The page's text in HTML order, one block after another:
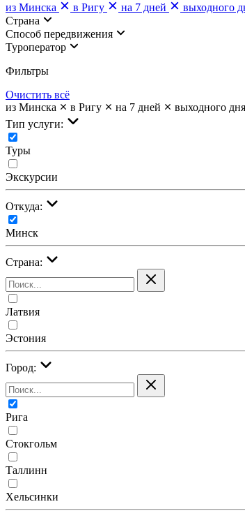
из Минска
в Ригу на 7 дней
выходного
Страна
Cпособ передвижения
Туроператор
Фильтры
Очистить всё
из Минска
в Ригу на 7 дней
выходного дня
Тип услуги:
Туры
Экскурсии
Откуда:
Минск
Страна:
Латвия
Эстония
Город:
Рига
Стокгольм
Таллинн
Хельсинки